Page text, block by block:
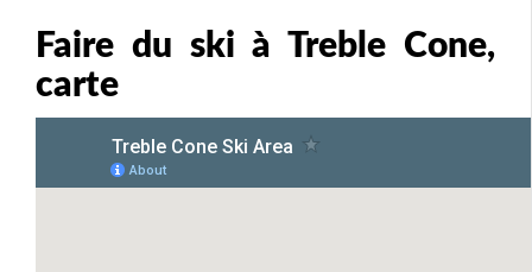
Faire du ski à Treble Cone,
carte